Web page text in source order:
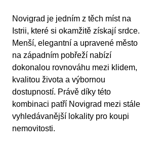
Novigrad je jedním z těch míst na
Istrii, které si okamžitě získají srdce.
Menší, elegantní a upravené město
na západním pobřeží nabízí
dokonalou rovnováhu mezi klidem,
kvalitou života a výbornou
dostupností. Právě díky této
kombinaci patří Novigrad mezi stále
vyhledávanější lokality pro koupi
nemovitosti.